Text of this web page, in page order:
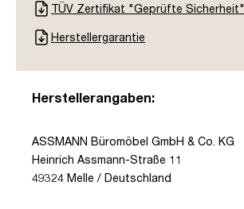
TÜV Zertifikat "Geprüfte Sicherheit"
Herstellergarantie
Herstellerangaben:
ASSMANN Büromöbel GmbH & Co. KG
Heinrich Assmann-Straße 11
49324 Melle / Deutschland